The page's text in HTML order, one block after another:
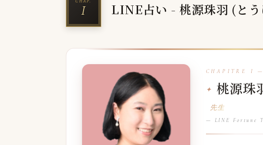
LINE占い - 桃源珠羽 (と
桃源珠
先生
— LINE Fortune